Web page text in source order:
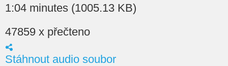
1:04 minutes (1005.13 KB)
47859 x přečteno
Stáhnout audio soubor